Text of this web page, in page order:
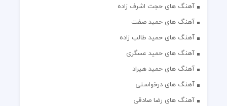
آهنگ های حجت اشرف زاده
آهنگ های حمید صفت
آهنگ های حمید طالب زاده
آهنگ های حمید عسگری
آهنگ های حمید هیراد
آهنگ های درخواستی
آهنگ های رضا صادقی